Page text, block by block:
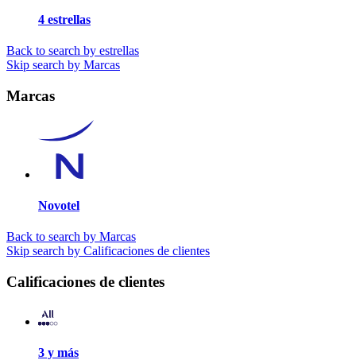
4 estrellas
Back to search by estrellas
Skip search by Marcas
Marcas
Novotel
Back to search by Marcas
Skip search by Calificaciones de clientes
Calificaciones de clientes
3 y más